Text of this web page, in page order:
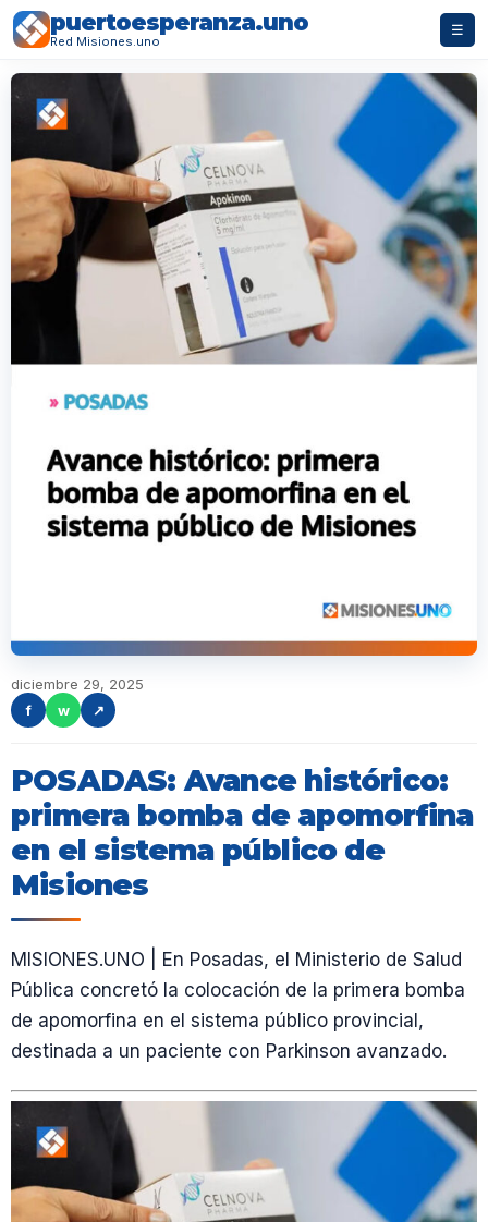
puertoesperanza.uno
Red Misiones.uno
☰
diciembre 29, 2025
f
w ↗
POSADAS: Avance histórico:
primera bomba de apomorfina
en el sistema público de
Misiones
MISIONES.UNO | En Posadas, el Ministerio de Salud
Pública concretó la colocación de la primera bomba
de apomorfina en el sistema público provincial,
destinada a un paciente con Parkinson avanzado.